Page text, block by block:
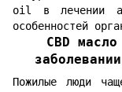
oil в лечении
особенностей
CBD
Пожилые люди